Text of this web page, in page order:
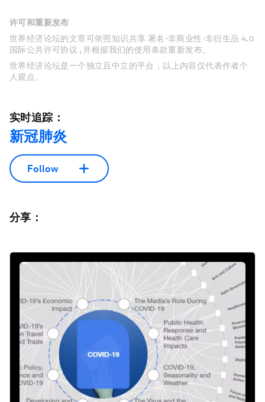
许可和重新发布
世界经济论坛的文章可依照知识共享 署名-非商业性-非衍生品 4.0
国际公共许可协议 , 并根据我们的使用条款重新发布。
世界经济论坛是一个独立且中立的平台，以上内容仅代表作者个
人观点。
实时追踪：
新冠肺炎
Follow
分享：